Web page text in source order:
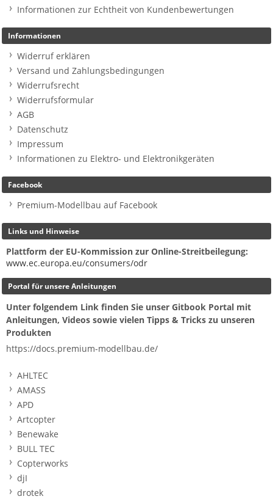
Informationen zur Echtheit von Kundenbewertungen
Informationen
Widerruf erklären
Versand und Zahlungsbedingungen
Widerrufsrecht
Widerrufsformular
AGB
Datenschutz
Impressum
Informationen zu Elektro- und Elektronikgeräten
Facebook
Premium-Modellbau auf Facebook
Links und Hinweise
Plattform der EU-Kommission zur Online-Streitbeilegung:
www.ec.europa.eu/consumers/odr
Portal für unsere Anleitungen
Unter folgendem Link finden Sie unser Gitbook Portal mit
Anleitungen, Videos sowie vielen Tipps & Tricks zu unseren
Produkten
https://docs.premium-modellbau.de/
AHLTEC
AMASS
APD
Artcopter
Benewake
BULL TEC
Copterworks
djI
drotek